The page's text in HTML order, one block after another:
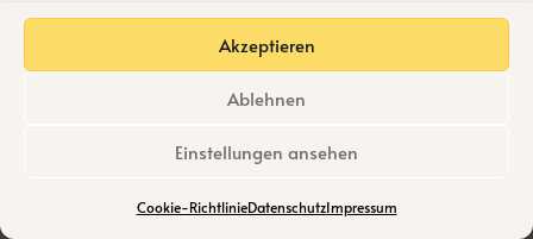
Akzeptieren
Ablehnen
Einstellungen ansehen
Cookie-RichtlinieDatenschutzImpressum